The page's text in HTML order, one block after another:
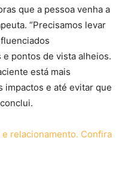
que a pessoa venha a
“Precisamos levar
pontos de vista alheios.
está mais
e até evitar que
relacionamento. Confira